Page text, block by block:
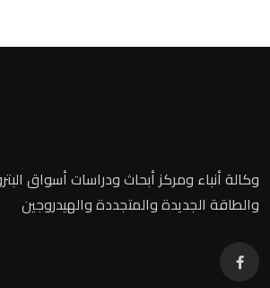
وكالة أنباء ومركز أبحاث ودراسات أسواق
والطاقة الجديدة والمتجددة والهيدروجين